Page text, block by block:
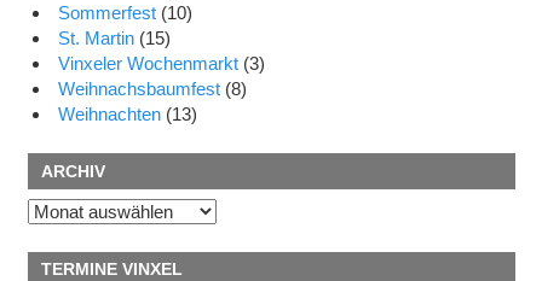
Sommerfest (10)
St. Martin (15)
Vinxeler Wochenmarkt (3)
Weihnachsbaumfest (8)
Weihnachten (13)
ARCHIV
Archiv
TERMINE VINXEL